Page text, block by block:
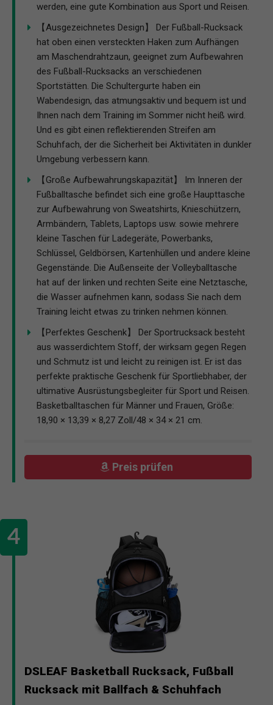
werden, eine gute Kombination aus Sport und Reisen.
【Ausgezeichnetes Design】 Der Fußball-Rucksack
hat oben einen versteckten Haken zum Aufhängen
am Maschendrahtzaun, geeignet zum Aufbewahren
des Fußball-Rucksacks an verschiedenen
Sportstätten. Die Schultergurte haben ein
Wabendesign, das atmungsaktiv und bequem ist und
Ihnen nach dem Training im Sommer nicht heiß wird.
Und es gibt einen reflektierenden Streifen am
Schuhfach, der die Sicherheit bei Aktivitäten in dunkler
Umgebung verbessern kann.
【Große Aufbewahrungskapazität】 Im Inneren der
Fußballtasche befindet sich eine große Haupttasche
zur Aufbewahrung von Sweatshirts, Knieschützern,
Armbändern, Tablets, Laptops usw. sowie mehrere
kleine Taschen für Ladegeräte, Powerbanks,
Schlüssel, Geldbörsen, Kartenhüllen und andere kleine
Gegenstände. Die Außenseite der Volleyballtasche
hat auf der linken und rechten Seite eine Netztasche,
die Wasser aufnehmen kann, sodass Sie nach dem
Training leicht etwas zu trinken nehmen können.
【Perfektes Geschenk】 Der Sportrucksack besteht
aus wasserdichtem Stoff, der wirksam gegen Regen
und Schmutz ist und leicht zu reinigen ist. Er ist das
perfekte praktische Geschenk für Sportliebhaber, der
ultimative Ausrüstungsbegleiter für Sport und Reisen.
Basketballtaschen für Männer und Frauen, Größe:
18,90 × 13,39 × 8,27 Zoll/48 × 34 × 21 cm.
Preis prüfen
DSLEAF Basketball Rucksack, Fußball
Rucksack mit Ballfach & Schuhfach